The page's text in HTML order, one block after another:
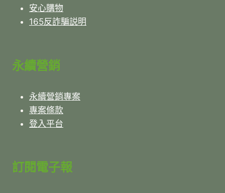
安心購物
165反詐騙説明
永續營銷
永續營銷專案
專案條款
登入平台
訂閱電子報